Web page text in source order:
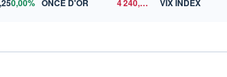
0,00% ONCE D'OR
4 240,43 $US
VIX INDEX